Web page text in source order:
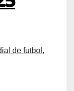
de futbol ,